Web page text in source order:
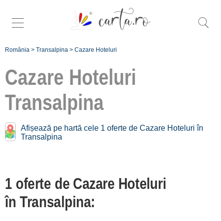
România > Transalpina > Cazare Hoteluri
Cazare Hoteluri
Transalpina
Afișează pe hartă cele 1 oferte de Cazare Hoteluri în
Transalpina
1 oferte de Cazare Hoteluri
în Transalpina:
Caută mai specific
Transalpina:
Înscrie o
unitate de cazare